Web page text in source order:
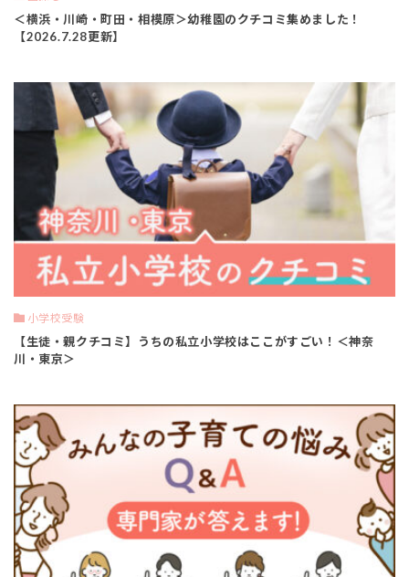
＜横浜・川崎・町田・相模原＞幼稚園のクチコミ集めました！
【2026.7.28更新】
小学校受験
【生徒・親クチコミ】うちの私立小学校はここがすごい！＜神奈
川・東京＞